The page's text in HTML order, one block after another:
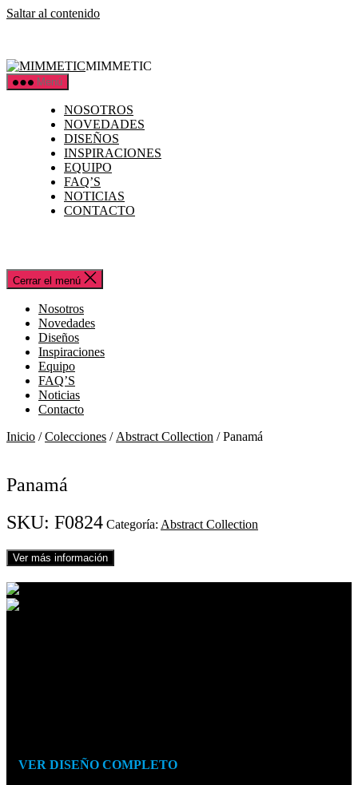
Saltar al contenido
MIMMETIC
Menú
NOSOTROS
NOVEDADES
DISEÑOS
INSPIRACIONES
EQUIPO
FAQ’S
NOTICIAS
CONTACTO
Cerrar el menú
Nosotros
Novedades
Diseños
Inspiraciones
Equipo
FAQ’S
Noticias
Contacto
Inicio /Colecciones / Abstract Collection / Panamá
Panamá
SKU: F0824 Categoría: Abstract Collection
Ver más información
VER DISEÑO COMPLETO